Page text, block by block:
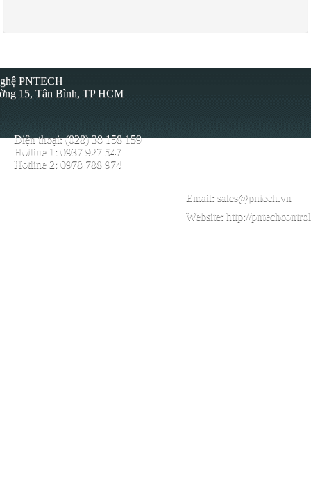
PNTECH
15, Tân Bình, TP HCM
Điện thoại: (028) 38 158 159
Hotline 1: 0937 927 547
Hotline 2: 0978 788 974
Email: sales@pntech.vn
Website: http://